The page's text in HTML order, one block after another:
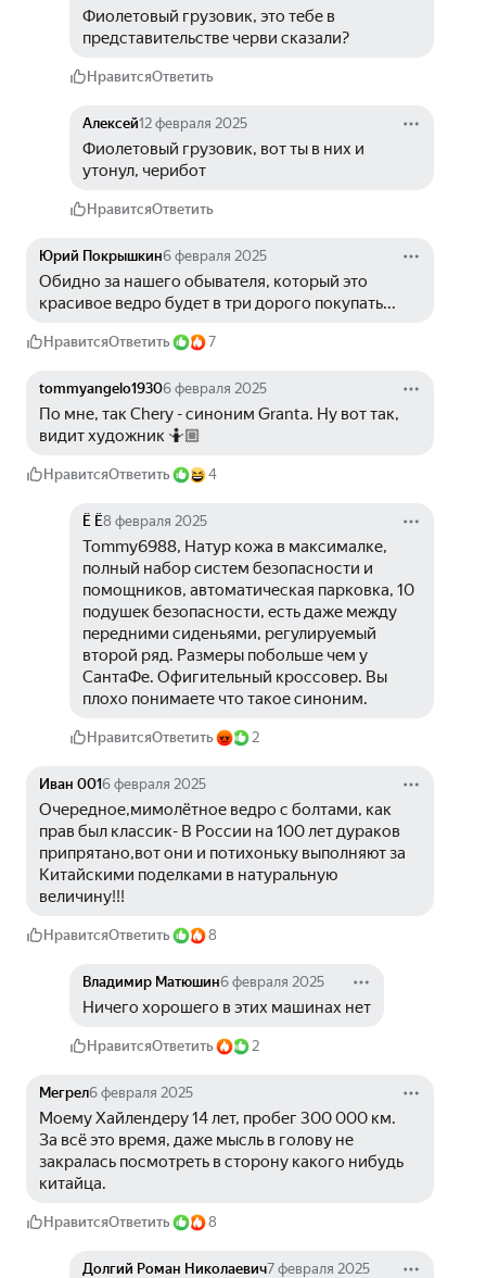
Фиолетовый грузовик, это тебе в
представительстве черви сказали?
НравитсяОтветить
Алексей12 февраля 2025
Фиолетовый грузовик, вот ты в них и
утонул, черибот
НравитсяОтветить
Юрий Покрышкин6 февраля 2025
Обидно за нашего обывателя, который это
красивое ведро будет в три дорого покупать...
НравитсяОтветить 7
tommyangelo19306 февраля 2025
По мне, так Chery - синоним Granta. Ну вот так,
видит художник 🤷🏼
НравитсяОтветить 4
Ё Ё8 февраля 2025
Tommy6988, Натур кожа в максималке,
полный набор систем безопасности и
помощников, автоматическая парковка, 10
подушек безопасности, есть даже между
передними сиденьями, регулируемый
второй ряд. Размеры побольше чем у
СантаФе. Офигительный кроссовер. Вы
плохо понимаете что такое синоним.
НравитсяОтветить 2
Иван 0016 февраля 2025
Очередное,мимолётное ведро с болтами, как
прав был классик- В России на 100 лет дураков
припрятано,вот они и потихоньку выполняют за
Китайскими поделками в натуральную
величину!!!
НравитсяОтветить 8
Владимир Матюшин6 февраля 2025
Ничего хорошего в этих машинах нет
НравитсяОтветить 2
Мегрел6 февраля 2025
Моему Хайлендеру 14 лет, пробег 300 000 км.
За всё это время, даже мысль в голову не
закралась посмотреть в сторону какого нибудь
китайца.
НравитсяОтветить 8
Долгий Роман Николаевич7 февраля 2025